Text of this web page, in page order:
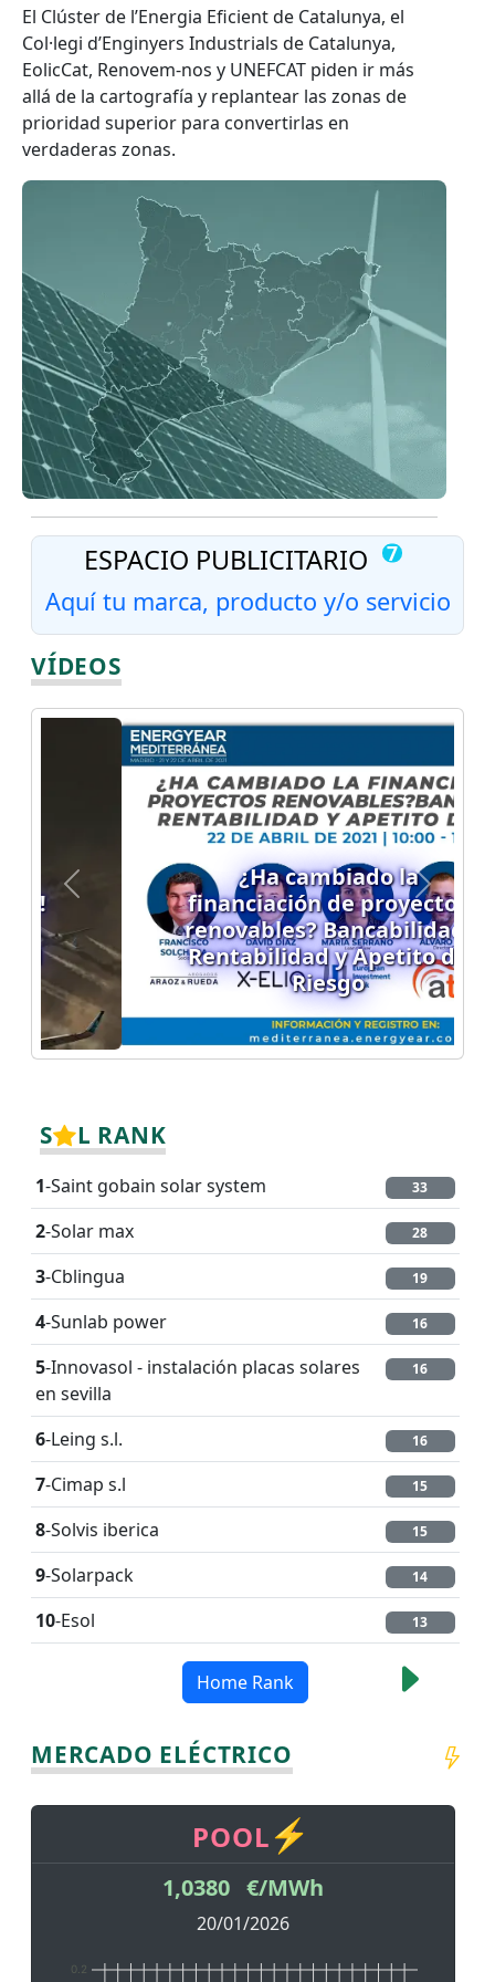
El Clúster de l’Energia Eficient de Catalunya, el
Col·legi d’Enginyers Industrials de Catalunya,
EolicCat, Renovem-nos y UNEFCAT piden ir más
allá de la cartografía y replantear las zonas de
prioridad superior para convertirlas en
verdaderas zonas.
ESPACIO PUBLICITARIO 7Número
Aquí tu marca, producto y/o servicio
VÍDEOS
¿Ha cambiado la
financiación de proyectos
renovables? Bancabilidad,
Rentabilidad y Apetito de
Riesgo
Previous Next
S L RANK
1-Saint gobain solar system 33
2-Solar max 28
3-Cblingua 19
4-Sunlab power 16
5-Innovasol - instalación placas solares
en sevilla
16
6-Leing s.l. 16
7-Cimap s.l 15
8-Solvis iberica 15
9-Solarpack 14
10-Esol 13
Home Rank
MERCADO ELÉCTRICO
1,0380 €/MWh
20/01/2026
0.2